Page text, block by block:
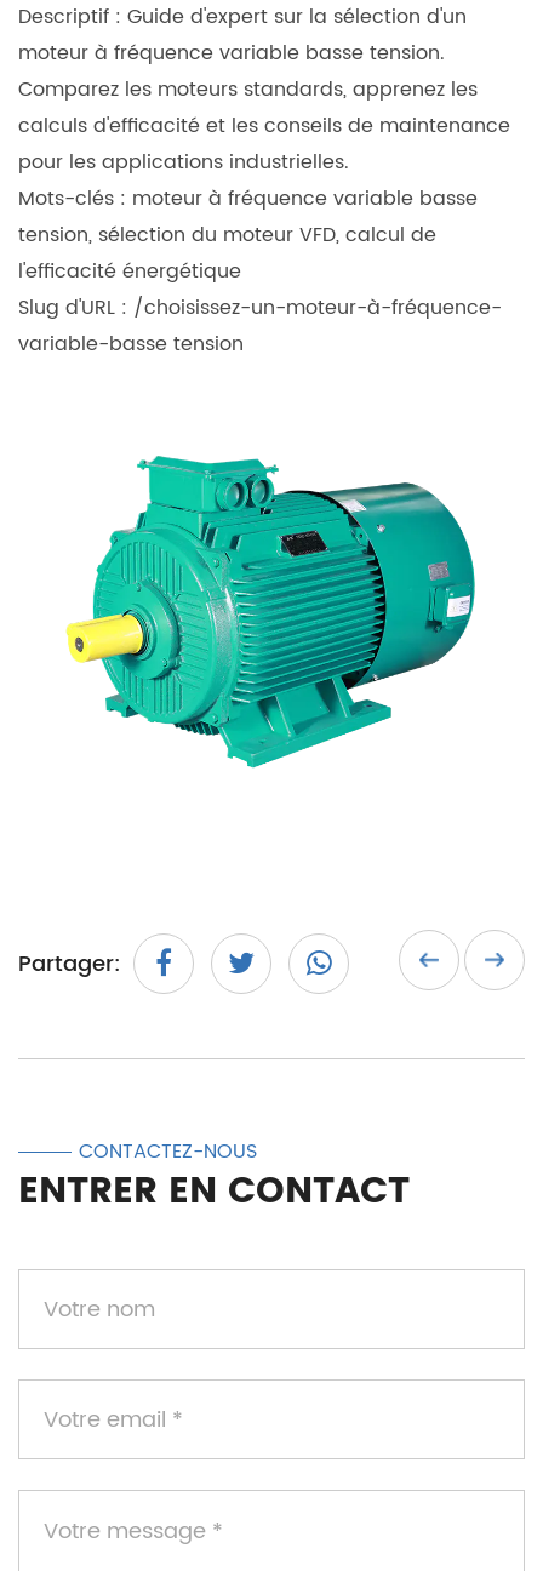
Descriptif : Guide d'expert sur la sélection d'un
moteur à fréquence variable basse tension.
Comparez les moteurs standards, apprenez les
calculs d'efficacité et les conseils de maintenance
pour les applications industrielles.
Mots-clés : moteur à fréquence variable basse
tension, sélection du moteur VFD, calcul de
l'efficacité énergétique
Slug d'URL : /choisissez-un-moteur-à-fréquence-
variable-basse tension
Partager:
CONTACTEZ-NOUS
ENTRER EN CONTACT